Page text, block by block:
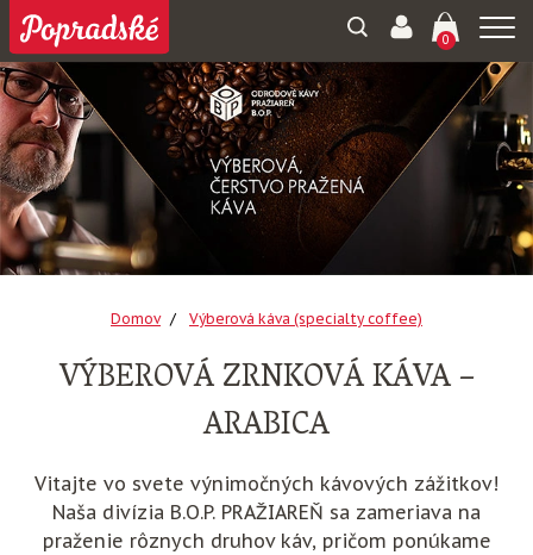
0
Domov Výberová káva (specialty coffee)
VÝBEROVÁ ZRNKOVÁ KÁVA –
ARABICA
Vitajte vo svete výnimočných kávových zážitkov!
Naša divízia B.O.P. PRAŽIAREŇ sa zameriava na
praženie rôznych druhov káv, pričom ponúkame